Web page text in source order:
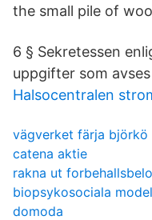
the small pile of
6 § Sekretessen
uppgifter som
Halsocentralen
vägverket färja björkö
catena aktie
rakna ut
biopsykosociala
domoda